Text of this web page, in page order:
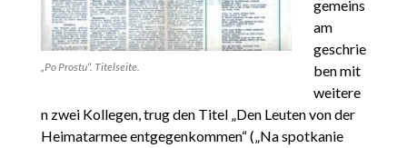
„Po Prostu“. Titelseite.
gemeins
am
geschrie
ben mit
weitere
n zwei Kollegen, trug den Titel „Den Leuten von der
Heimatarmee entgegenkommen“ („Na spotkanie